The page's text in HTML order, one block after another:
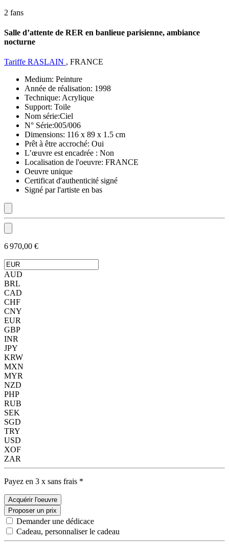
2 fans
Salle d’attente de RER en banlieue parisienne, ambiance
nocturne
Tariffe RASLAIN , FRANCE
Medium: Peinture
Année de réalisation: 1998
Technique: Acrylique
Support: Toile
Nom série:Ciel
N° Série:005/006
Dimensions: 116 x 89 x 1.5 cm
Prêt à être accroché: Oui
L’œuvre est encadrée : Non
Localisation de l'oeuvre: FRANCE
Oeuvre unique
Certificat d'authenticité signé
Signé par l'artiste en bas
6 970,00 €
AUD
BRL
CAD
CHF
CNY
EUR
GBP
INR
JPY
KRW
MXN
MYR
NZD
PHP
RUB
SEK
SGD
TRY
USD
XOF
ZAR
Payez en 3 x sans frais *
Acquérir l'oeuvre
Proposer un prix
Demander une dédicace
Cadeau, personnaliser le cadeau